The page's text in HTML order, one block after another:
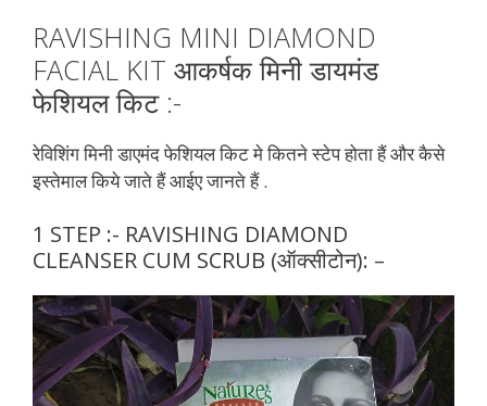
RAVISHING MINI DIAMOND
FACIAL KIT आकर्षक मिनी डायमंड
फेशियल किट :-
रेविशिंग मिनी डाएमंद फेशियल किट मे कितने स्टेप होता हैं और कैसे
इस्तेमाल किये जाते हैं आईए जानते हैं .
1 STEP :- RAVISHING DIAMOND
CLEANSER CUM SCRUB (ऑक्सीटोन): –